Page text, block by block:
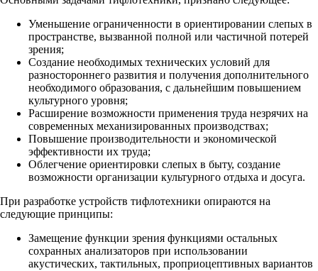
Уменьшение ограниченности в ориентировании слепых в
пространстве, вызванной полной или частичной потерей
зрения;
Создание необходимых технических условий для
разностороннего развития и получения дополнительного
необходимого образования, с дальнейшим повышением
культурного уровня;
Расширение возможности применения труда незрячих на
современных механизированных производствах;
Повышение производительности и экономической
эффективности их труда;
Облегчение ориентировки слепых в быту, создание
возможности организации культурного отдыха и досуга.
При разработке устройств тифлотехники опираются на
следующие принципы:
Замещение функции зрения функциями остальных
сохранных анализаторов при использовании
акустических, тактильных, проприоцептивных вариантов